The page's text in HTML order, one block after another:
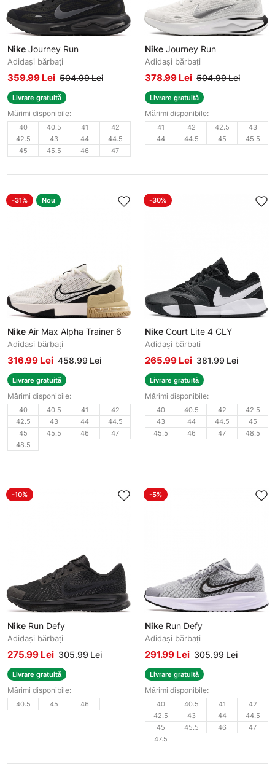
Nike Journey Run
Adidași bărbați
359.99 Lei 504.99 Lei
Livrare gratuită
Mărimi disponibile:
40 40.5 41
42
42.5
43 44
44.5
45
45.5 46 47
Nike Journey Run
Adidași bărbați
378.99 Lei 504.99 Lei
Livrare gratuită
Mărimi disponibile:
41 42 42.5
43
44
44.5 45 45.5
-31% Nou
Nike Air Max Alpha Trainer 6
Adidași bărbați
316.99 Lei 458.99 Lei
Livrare gratuită
Mărimi disponibile:
40 40.5 41
42
42.5
43 44
44.5
45
45.5 46
47
48.5
-30%
Nike Court Lite 4 CLY
Adidași bărbați
265.99 Lei 381.99 Lei
Livrare gratuită
Mărimi disponibile:
40 40.5 42
42.5
43
44 44.5
45
45.5
46 47 48.5
-10%
Nike Run Defy
Adidași bărbați
275.99 Lei 305.99 Lei
Livrare gratuită
Mărimi disponibile:
40.5 45 46
-5%
Nike Run Defy
Adidași bărbați
291.99 Lei 305.99 Lei
Livrare gratuită
Mărimi disponibile:
40 40.5 41
42
42.5
43 44
44.5
45
45.5 46
47
47.5